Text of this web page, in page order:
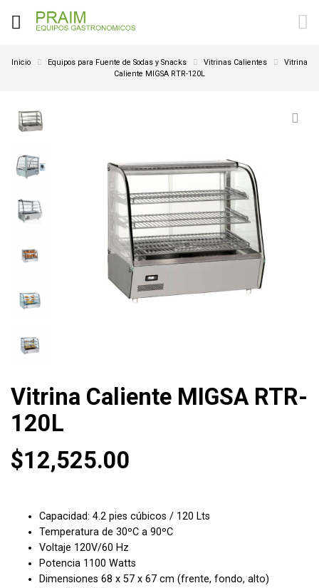
Inicio Equipos para Fuente de Sodas y Snacks Vitrinas Calientes
Vitrina
Caliente MIGSA RTR-120L
Vitrina Caliente MIGSA RTR-
120L
$12,525.00
Capacidad: 4.2 pies cúbicos / 120 Lts
Temperatura de 30ºC a 90ºC
Voltaje 120V/60 Hz
Potencia 1100 Watts
Dimensiones 68 x 57 x 67 cm (frente, fondo, alto)